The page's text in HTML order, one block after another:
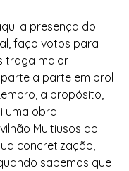
a presença do
faço votos para
traga maior
a parte em prol
a propósito,
uma obra
Multiusos do
concretização,
sabemos que